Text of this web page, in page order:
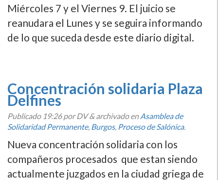
Miércoles 7 y el Viernes 9. El juicio se
reanudara el Lunes y se seguira informando
de lo que suceda desde este diario digital.
Concentración solidaria Plaza
Delfines
Publicado 19:26por DV&archivado enAsamblea de
Solidaridad Permanente, Burgos, Proceso de Salónica.
Nueva concentración solidaria con los
compañeros procesados que estan siendo
actualmente juzgados en la ciudad griega de